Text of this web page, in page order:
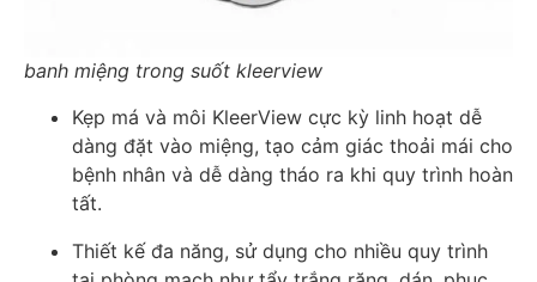
banh miệng trong suốt kleerview
Kẹp má và môi KleerView cực kỳ linh hoạt dễ
dàng đặt vào miệng, tạo cảm giác thoải mái cho
bệnh nhân và dễ dàng tháo ra khi quy trình hoàn
tất.
Thiết kế đa năng, sử dụng cho nhiều quy trình